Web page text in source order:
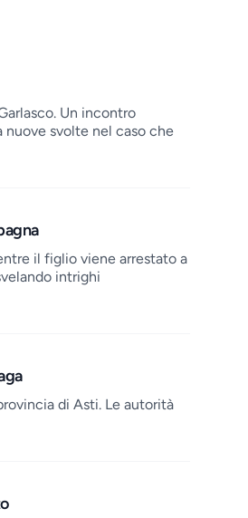
Un incontro
svolte nel caso che
il figlio viene arrestato a
intrighi
di Asti. Le autorità